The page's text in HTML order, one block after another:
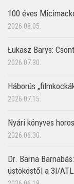
100 éves
2026.08.05.
Łukasz Barys:
2026.07.30.
Háborús
2026.07.15.
Nyári könyves
2026.06.30.
Dr. Barna
üstököstől a 3I/